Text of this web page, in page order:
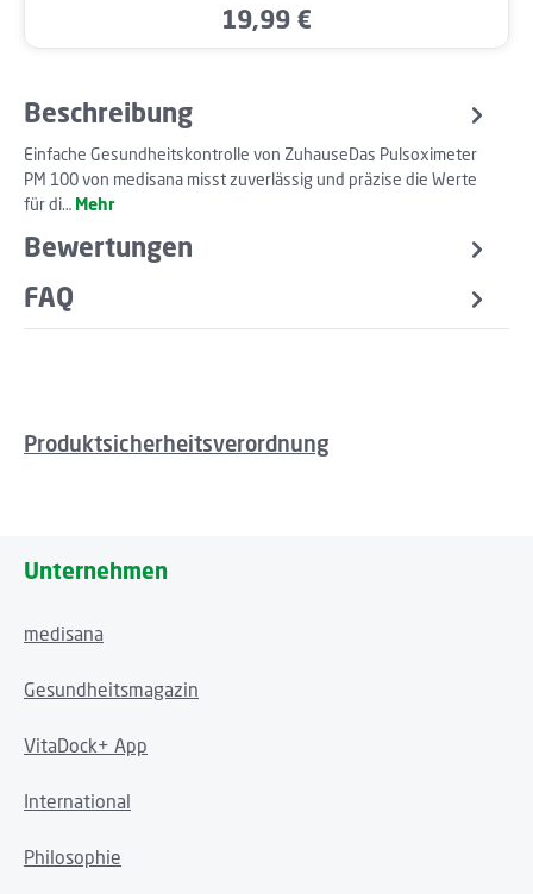
Regulärer Preis:
19,99 €
Beschreibung
Einfache Gesundheitskontrolle von ZuhauseDas Pulsoximeter
PM 100 von medisana misst zuverlässig und präzise die Werte
für di… Mehr
Bewertungen
FAQ
Produktsicherheitsverordnung
Unternehmen
medisana
Gesundheitsmagazin
VitaDock+ App
International
Philosophie